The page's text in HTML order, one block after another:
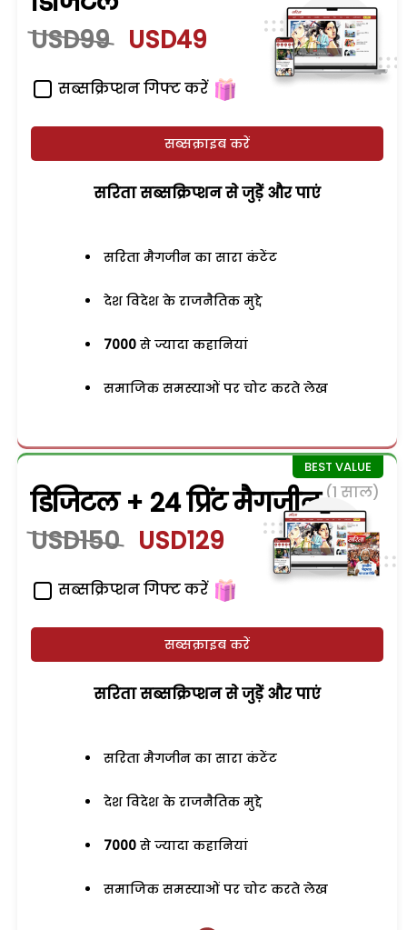
USD99 USD49
सब्सक्रिप्शन गिफ्ट करें
सब्सक्राइब करें
सरिता सब्सक्रिप्शन से जुड़ेें और पाएं
सरिता मैगजीन का सारा कंटेंट
देश विदेश के राजनैतिक मुद्दे
7000 से ज्यादा कहानियां
समाजिक समस्याओं पर चोट करते लेख
डिजिटल + 24 प्रिंट मैगजीन (1 साल)
USD150 USD129
सब्सक्रिप्शन गिफ्ट करें
सब्सक्राइब करें
सरिता सब्सक्रिप्शन से जुड़ेें और पाएं
सरिता मैगजीन का सारा कंटेंट
देश विदेश के राजनैतिक मुद्दे
7000 से ज्यादा कहानियां
समाजिक समस्याओं पर चोट करते लेख